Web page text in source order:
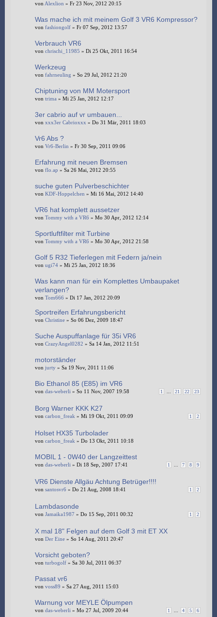
von Alexlion » Fr 23 Nov, 2012 20:15
Was mache ich mit meinem Golf 3 VR6 Kompressor?
von fashiongolf » Fr 07 Sep, 2012 13:57
Verbrauch VR6
von chrischi_11985 » Di 25 Okt, 2011 16:54
Werkzeug
von fahrneuling » So 29 Jul, 2012 21:20
Chiptuning von MM Motersport
von trima » Mi 25 Jan, 2012 12:17
3er cabrio auf vr umbauen...
von xxx3er Cabrioxxx » Do 31 Mär, 2011 18:03
Vr6 Abs ?
von Vr6-Berlin » Fr 30 Sep, 2011 09:06
Erfahrung mit neuen Bremsen
von flo.ap » Sa 26 Mai, 2012 20:55
suche guten Pulverbeschichter
von KDF-Hoppelchen » Mi 16 Mai, 2012 14:40
VR6 hat komplett aussetzer
von Tommy with a VR6 » Mo 30 Apr, 2012 12:14
Sportluftfilter mit Turbine
von Tommy with a VR6 » Mo 30 Apr, 2012 21:58
Golf 5 R32 Tieferlegen mit Federn ja/nein
von ugi74 » Mi 25 Jan, 2012 18:36
Was kann man für ein Komplettes Umbaupaket
verlangen?
von Tom666 » Di 17 Jan, 2012 20:09
Sportreifen Erfahrungsbericht
von Christine » So 06 Dez, 2009 18:47
Suche Auspuffanlage für 35i VR6
von CrazyAngel0282 » Sa 14 Jan, 2012 11:51
motorständer
von jurty » Sa 19 Nov, 2011 11:06
Bio Ethanol 85 (E85) im VR6
1 21 22 23
von das-weberli » So 11 Nov, 2007 19:58
Borg Warner KKK K27
1 2
von carbon_freak » Mi 19 Okt, 2011 09:09
Holset HX35 Turbolader
von carbon_freak » Do 13 Okt, 2011 10:18
MOBIL 1 - 0W40 der Langzeittest
1 7 8 9
von das-weberli » Di 18 Sep, 2007 17:41
VR6 Dienste Allgäu Achtung Betrüger!!!!
1 2
von santosvr6 » Do 21 Aug, 2008 18:41
Lambdasonde
1 2
von Jamaika1987 » Do 15 Sep, 2011 00:32
X mal 18" Felgen auf dem Golf 3 mit ET XX
von Der Eine » So 14 Aug, 2011 20:47
Vorsicht geboten?
von turbogolf » Sa 30 Jul, 2011 06:37
Passat vr6
von voss89 » Sa 27 Aug, 2011 15:03
Warnung vor MEYLE Ölpumpen
1 4 5 6
von das-weberli » Mo 27 Jul, 2009 20:44